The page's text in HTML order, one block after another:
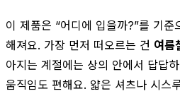
이 제품은 “어디에 입을까?”를 기
해져요. 가장 먼저 떠오르는 건 여름
아지는 계절에는 상의 안에서 답답
움직임도 편해요. 얇은 셔츠나 시스